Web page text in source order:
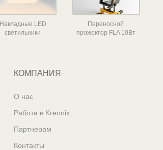
Накладные LED
светильники
Переносной
прожектор FLA 10Вт
КОМПАНИЯ
О нас
Работа в Kreonix
Партнерам
Контакты